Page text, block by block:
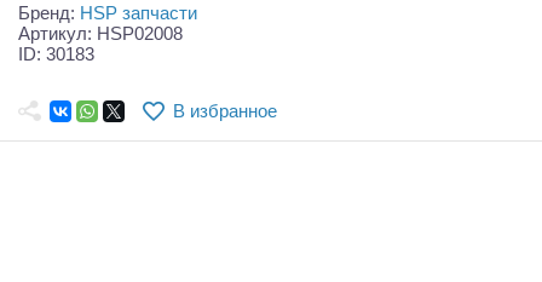
Запчасти и аксессуары
Игрушки
Самолеты
Бренд: HSP запчасти
Артикул: HSP02008
ID: 30183
В избранное